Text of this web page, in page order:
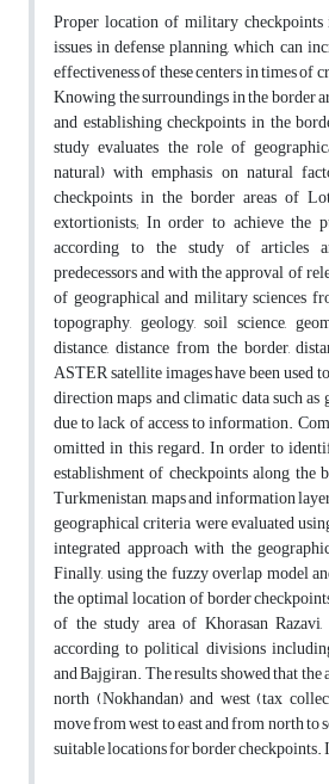
Proper location of military
issues in defense planning, which can
effectiveness of these centers in times of
Knowing the surroundings in the border
and establishing checkpoints in the
study evaluates the role of
natural) with emphasis on natural
checkpoints in the border areas of
extortionists; In order to achieve the
according to the study of articles
predecessors and with the approval of
of geographical and military sciences
topography, geology, soil science,
distance, distance from the border,
ASTER satellite images have been used
direction maps and climatic data such
due to lack of access to information.
omitted in this regard. In order to
establishment of checkpoints along the
Turkmenistan, maps and information
geographical criteria were evaluated
integrated approach with the
Finally, using the fuzzy overlap model
the optimal location of border
of the study area of ​​Khorasan
according to political divisions
and Bajgiran. The results showed that
north (Nokhandan) and west (tax
move from west to east and from north to
suitable locations for border checkpoints.